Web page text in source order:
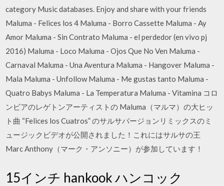
category Music databases. Enjoy and share with your friends
Maluma - Felices los 4 Maluma - Borro Cassette Maluma - Ay
Amor Maluma - Sin Contrato Maluma - el perdedor (en vivo pj
2016) Maluma - Loco Maluma - Ojos Que No Ven Maluma -
Carnaval Maluma - Una Aventura Maluma - Hangover Maluma -
Mala Maluma - Unfollow Maluma - Me gustas tanto Maluma -
Quatro Babys Maluma - La Temperatura Maluma - Vitamina コロ
ンビアのレゲトンアーティストの Maluma（マルマ）の大ヒッ
ト曲 “Felices los Cuatros” のサルサバージョンリミックスのミ
ュージックビデオが公開されました！これにはサルサの王
Marc Anthony（マーク・アンソニー）が参加しています！
15インチ hankook ハンコック